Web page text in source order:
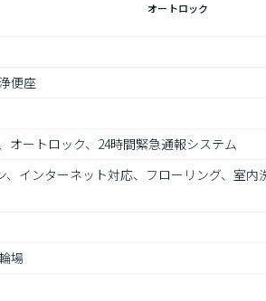
オートロック
便座
オートロック、24時間緊急通報システム
、インターネット対応、フローリング、室
場